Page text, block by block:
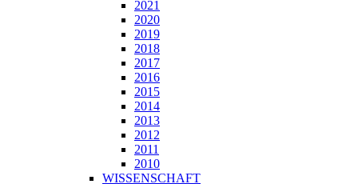
2021
2020
2019
2018
2017
2016
2015
2014
2013
2012
2011
2010
WISSENSCHAFT